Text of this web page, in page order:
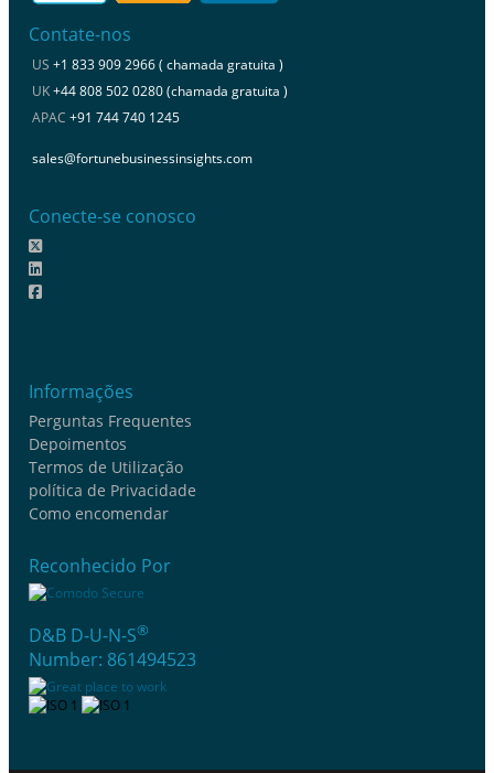
Contate-nos
US +1 833 909 2966 ( chamada gratuita )
UK+44 808 502 0280 (chamada gratuita )
APAC +91 744 740 1245
sales@fortunebusinessinsights.com
Conecte-se conosco
Informações
Perguntas Frequentes
Depoimentos
Termos de Utilização
política de Privacidade
Como encomendar
Reconhecido Por
D&B D-U-N-S®
Number: 861494523